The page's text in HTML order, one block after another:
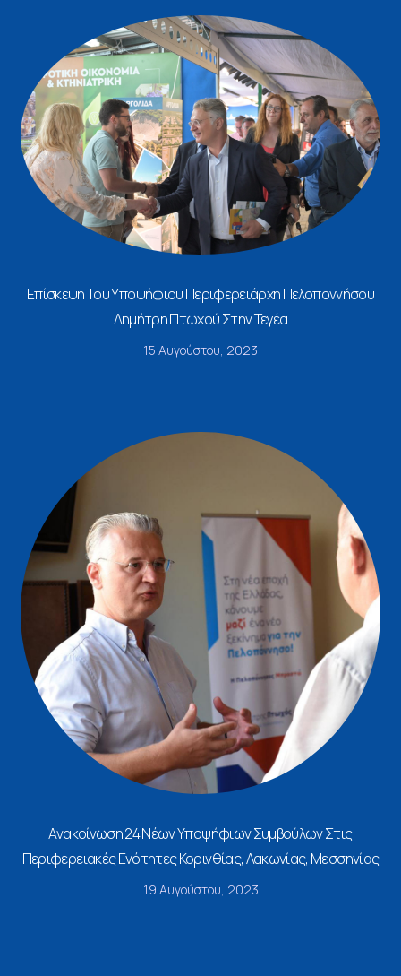
Επίσκεψη Του Υποψήφιου Περιφερειάρχη Πελοποννήσου
Δημήτρη Πτωχού Στην Τεγέα
15 Αυγούστου, 2023
Ανακοίνωση 24 Νέων Υποψήφιων Συμβούλων Στις
Περιφερειακές Ενότητες Κορινθίας, Λακωνίας, Μεσσηνίας
19 Αυγούστου, 2023